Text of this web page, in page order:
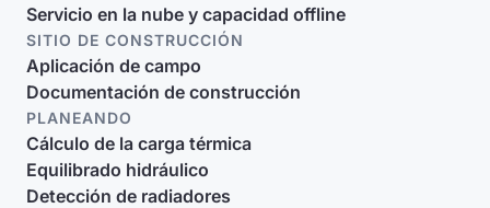
Servicio en la nube y capacidad offline
SITIO DE CONSTRUCCIÓN
Aplicación de campo
Documentación de construcción
PLANEANDO
Cálculo de la carga térmica
Equilibrado hidráulico
Detección de radiadores